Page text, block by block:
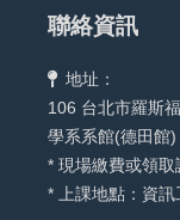
聯絡資訊
地址：
106 台北市羅斯
學系系館(德田館)
* 現場繳費或領
* 上課地點：資